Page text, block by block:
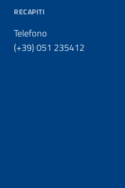
RECAPITI
Telefono
(+39) 051 235412